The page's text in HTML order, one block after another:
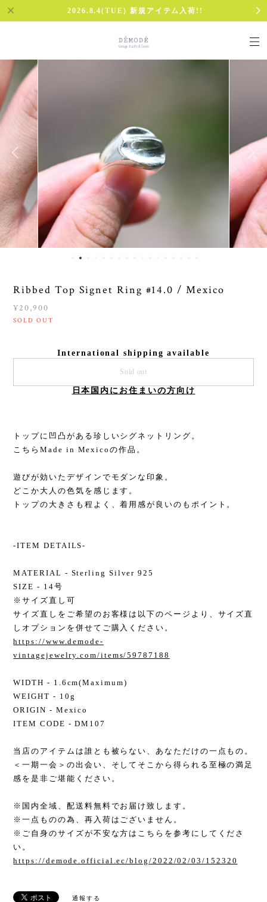
2026.8.4(TUE) 新規アイテム入荷!!
Ribbed Top Signet Ring #14.0 / Mexico
¥20,900
SOLD OUT
International shipping available
Sold out
日本国内にお住まいの方向け
トップに凹凸がある珍しいシグネットリング。
こちらMade in Mexicoの作品。
遊びが効いたデザインでモダンな印象。
どこか大人の色気を感じます。
トップの大きさも程よく、着用感が良いのもポイント。
-ITEM DETAILS-
MATERIAL - Sterling Silver 925
SIZE - 14号
※サイズ直し可
サイズ直しをご希望のお客様は以下のページより、サイズ直
しオプションを併せてご購入ください。
https://www.demode-
vintagejewelry.com/items/59787188
WIDTH - 1.6cm(Maximum)
WEIGHT - 10g
ORIGIN - Mexico
ITEM CODE - DM107
当店のアイテムは誰とも被らない、あなただけの一点もの。
＜一期一会＞の出会い、そしてそこから得られる至極の満足
感を是非ご堪能ください。
※国内全域、配送料無料でお届け致します。
※一点ものの為、再入荷はございません。
※ご自身のサイズが不安な方はこちらを参考にしてくださ
い。
https://demode.official.ec/blog/2022/02/03/152320
通報する